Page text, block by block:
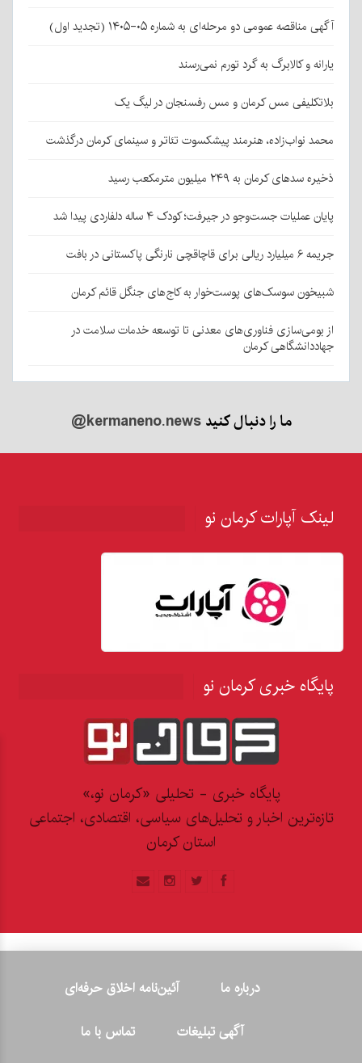
آگهی مناقصه عمومی دو مرحله‌ای به شماره ۰۵-۱۴۰۵ (تجدید اول)
یارانه و کالابرگ به گرد تورم نمی‌رسند
بلاتکلیفی مس کرمان و مس رفسنجان در لیگ یک
محمد نواب‌زاده، هنرمند پیشکسوت تئاتر و سینمای کرمان درگذشت
ذخیره سدهای کرمان به ۲۴۹ میلیون مترمکعب رسید
پایان عملیات جست‌وجو در جیرفت؛ کودک ۴ ساله دلفاردی پیدا شد
جریمه ۶ میلیارد ریالی برای قاچاقچی نارنگی پاکستانی در بافت
شبیخون سوسک‌های پوست‌خوار به کاج‌های جنگل قائم کرمان
از بومی‌سازی فناوری‌های معدنی تا توسعه خدمات سلامت در
جهاددانشگاهی کرمان
ما را دنبال کنید@kermaneno.news
لینک آپارات کرمان نو
پایگاه خبری کرمان نو
پایگاه خبری - تحلیلی «کرمان نو،»
تازه‌ترین اخبار و تحلیل‌های سیاسی، اقتصادی، اجتماعی
استان کرمان
درباره ما
آئین‌نامه اخلاق حرفه‌ای
آگهی تبلیغات
تماس با ما